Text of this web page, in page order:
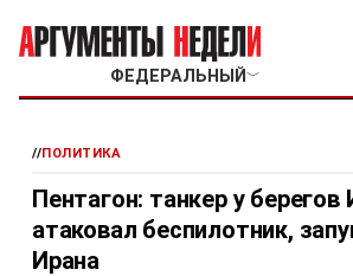
ФЕДЕРАЛЬНЫЙ ﹀
//ПОЛИТИКА
Пентагон: танкер у берегов
атаковал беспилотник,
Ирана